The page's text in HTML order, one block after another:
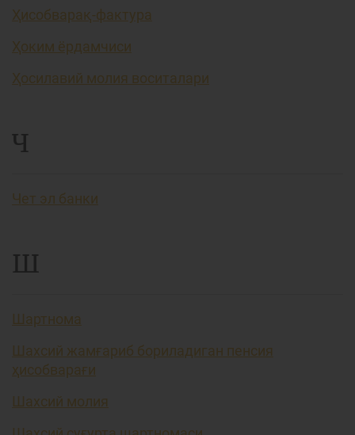
Ҳисобварақ-фактура
Ҳоким ёрдамчиси
Ҳосилавий молия воситалари
Ч
Чет эл банки
Ш
Шартнома
Шахсий жамғариб бориладиган пенсия
ҳисобварағи
Шахсий молия